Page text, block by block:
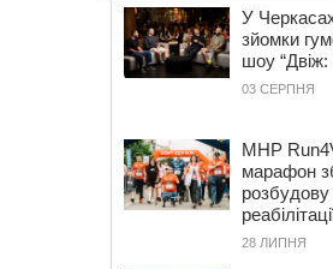
У
зйомки
шоу “Двіж:
03 СЕРПНЯ
MHP
марафон
28 ЛИПНЯ